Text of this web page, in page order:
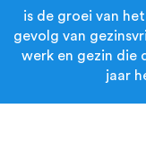
is de groei van
gevolg van
werk en gezin die
jaar